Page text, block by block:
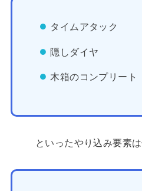
タイムアタック
隠しダイヤ
木箱のコンプリート
といったやり込み要素